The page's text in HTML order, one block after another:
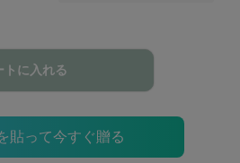
トに入れる